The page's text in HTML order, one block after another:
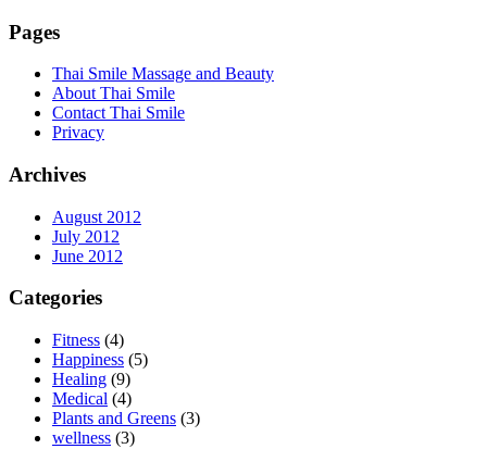
Pages
Thai Smile Massage and Beauty
About Thai Smile
Contact Thai Smile
Privacy
Archives
August 2012
July 2012
June 2012
Categories
Fitness (4)
Happiness (5)
Healing (9)
Medical (4)
Plants and Greens (3)
wellness (3)